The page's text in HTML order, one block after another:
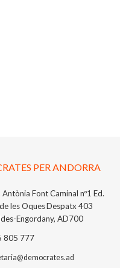
PER ANDORRA
Antònia Font Caminal nº1 Ed.
les OquesDespatx 403
Engordany, AD700
805 777